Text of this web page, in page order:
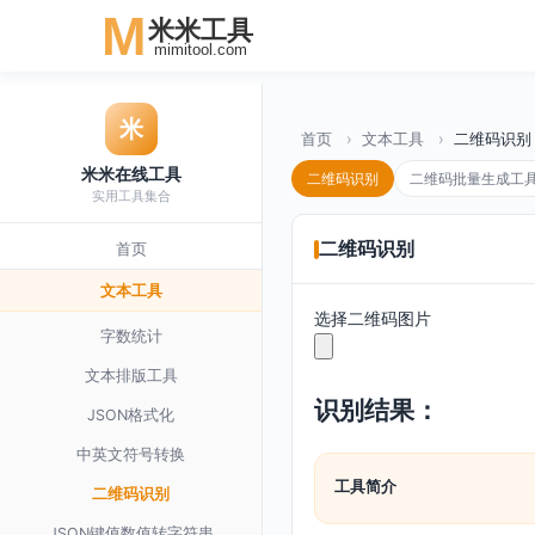
M米米工具
mimitool.com
米
米米在线工具
实用工具集合
首页
文本工具
字数统计
文本排版工具
JSON格式化
中英文符号转换
二维码识别
首页 文本工具 二维码识别
二维码识别 二维码批量生成工
二维码识别
选择二维码图片
识别结果：
工具简介